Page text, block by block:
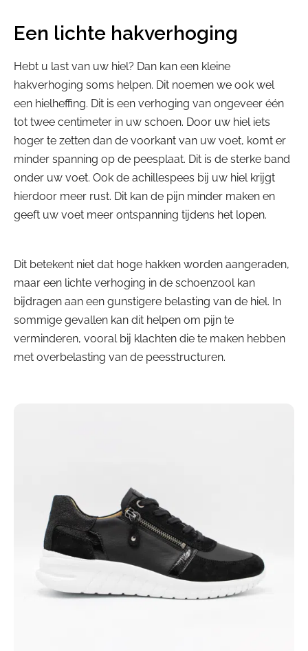
Een lichte hakverhoging
Hebt u last van uw hiel? Dan kan een kleine
hakverhoging soms helpen. Dit noemen we ook wel
een hielheffing. Dit is een verhoging van ongeveer één
tot twee centimeter in uw schoen. Door uw hiel iets
hoger te zetten dan de voorkant van uw voet, komt er
minder spanning op de peesplaat. Dit is de sterke band
onder uw voet. Ook de achillespees bij uw hiel krijgt
hierdoor meer rust. Dit kan de pijn minder maken en
geeft uw voet meer ontspanning tijdens het lopen.
Dit betekent niet dat hoge hakken worden aangeraden,
maar een lichte verhoging in de schoenzool kan
bijdragen aan een gunstigere belasting van de hiel. In
sommige gevallen kan dit helpen om pijn te
verminderen, vooral bij klachten die te maken hebben
met overbelasting van de peesstructuren.